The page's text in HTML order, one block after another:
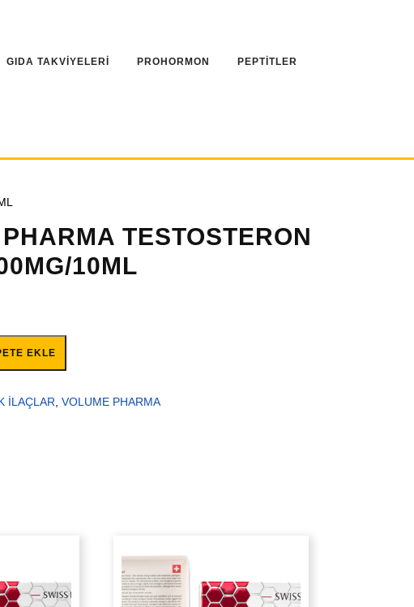
GIDA TAKVİYELERİ PROHORMON PEPTİTLER
TESTOSTERON
10ML
BASE 1000MG/10ML adet
EKLE
İLAÇLAR VOLUME PHARMA